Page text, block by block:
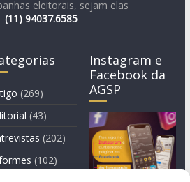
eleitorais, sejam elas
(11) 94037.6585
(269)
(43)
(202)
(102)
Instagram e
Facebook da
AGSP